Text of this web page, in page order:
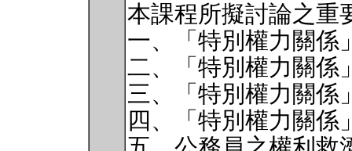
本課程所擬討論之重
一、「特別權力關係
二、「特別權力關係
三、「特別權力關係
四、「特別權力關係